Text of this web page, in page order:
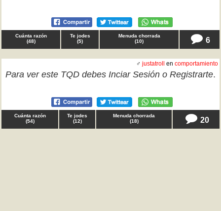
Cuánta razón
(48)
Te jodes
(5)
Menuda chorrada
(10) 6
♂ justatroll en comportamiento
Para ver este TQD debes Inciar Sesión o Registrarte.
Cuánta razón
(54)
Te jodes
(12)
Menuda chorrada
(18) 20